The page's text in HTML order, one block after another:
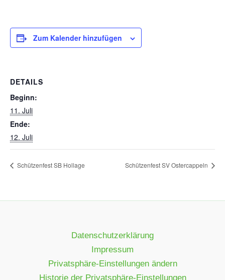
Zum Kalender hinzufügen
DETAILS
Beginn:
11. Juli
Ende:
12. Juli
Schützenfest SB Hollage Schützenfest SV Ostercappeln
Datenschutzerklärung
Impressum
Privatsphäre-Einstellungen ändern
Historie der Privatsphäre-Einstellungen